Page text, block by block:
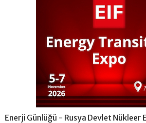
Enerji Günlüğü - Rusya Devlet Nükleer